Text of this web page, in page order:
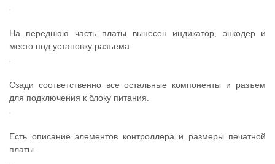
На переднюю часть платы вынесен индикатор, энкодер и
место под установку разъема.
Сзади соответственно все остальные компоненты и разъем
для подключения к блоку питания.
Есть описание элементов контроллера и размеры печатной
платы.